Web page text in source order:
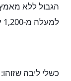
הגבול ללא
למעלה מ-1,200 ישראלים והותירה יותר מ-3,000 פצועים.
כשלי ליבה שזוהו: